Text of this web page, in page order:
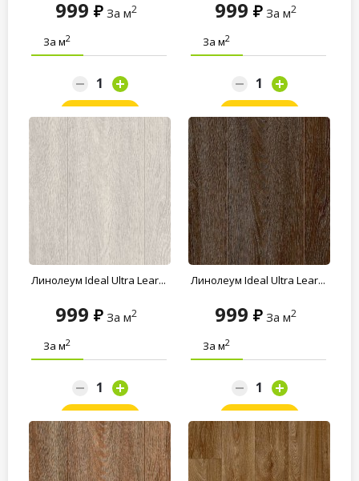
999 За м2
За м2
Заказать
999 За м2
За м2
Заказать
Линолеум Ideal Ultra Lear...
999 За м2
За м2
Заказать
Линолеум Ideal Ultra Lear...
999 За м2
За м2
Заказать